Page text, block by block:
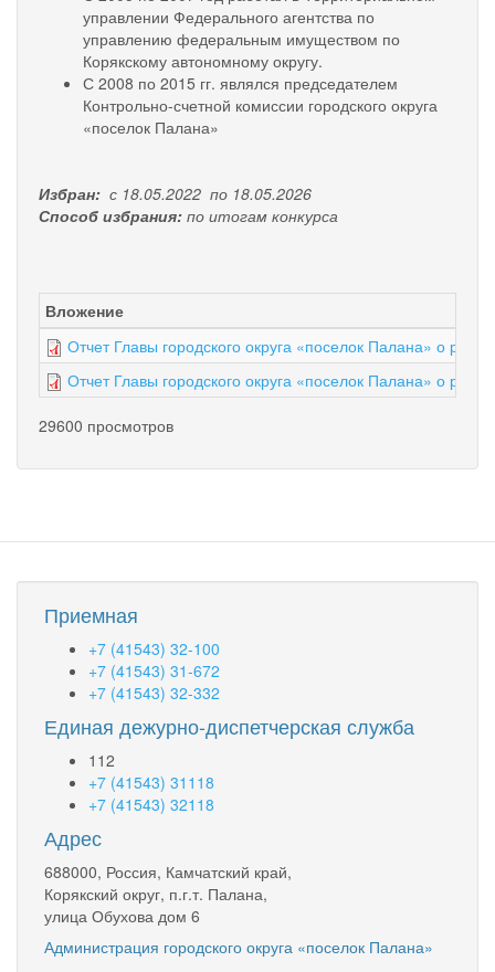
управлении Федерального агентства по
управлению федеральным имуществом по
Корякскому автономному округу.
С 2008 по 2015 гг. являлся председателем
Контрольно-счетной комиссии городского округа
«поселок Палана»
Избран: с 18.05.2022 по 18.05.2026
Способ избрания: по итогам конкурса
Вложение
Отчет Главы городского округа «поселок Палана» о
Отчет Главы городского округа «поселок Палана» о
29600 просмотров
Приемная
+7 (41543) 32-100
+7 (41543) 31-672
+7 (41543) 32-332
Единая дежурно-диспетчерская служба
112
+7 (41543) 31118
+7 (41543) 32118
Адрес
688000, Россия, Камчатский край,
Корякский округ, п.г.т. Палана,
улица Обухова дом 6
Администрация городского округа «поселок Палана»